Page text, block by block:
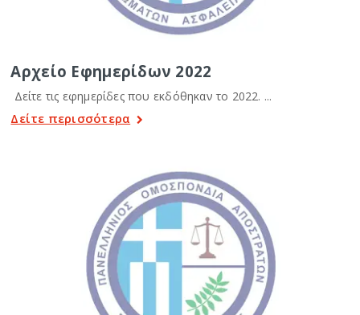
Αρχείο Εφημερίδων 2022
Δείτε τις εφημερίδες που εκδόθηκαν το 2022. ...
Δείτε περισσότερα